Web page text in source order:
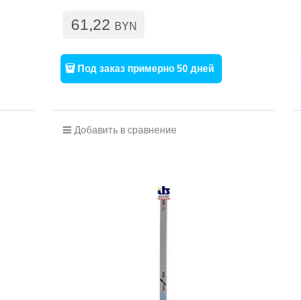
61,22 BYN
Под заказ примерно 50 дней
Добавить в сравнение